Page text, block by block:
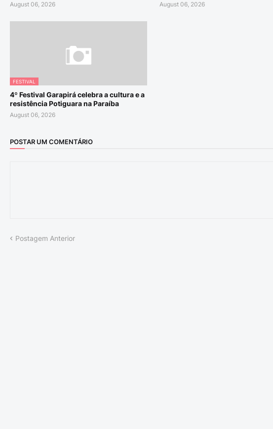
August 06, 2026 August 06, 2026
FESTIVAL
4º Festival Garapirá celebra a cultura e a
resistência Potiguara na Paraíba
August 06, 2026
POSTAR UM COMENTÁRIO
Postagem Anterior